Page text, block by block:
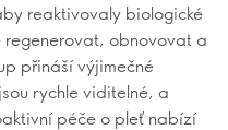
reaktivovaly biologické
regenerovat, obnovovat a
přináší výjimečné
rychle viditelné, a
péče o pleť nabízí